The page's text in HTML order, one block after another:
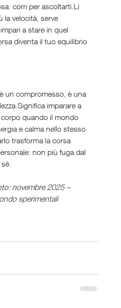
corri per ascoltarti.Lì
la velocità, serve
a stare in quel
diventa il tuo equilibrio
un compromesso, è una
imparare a
quando il mondo
e calma nello stesso
trasforma la corsa
non più fuga dal
novembre 2025 –
sperimentali